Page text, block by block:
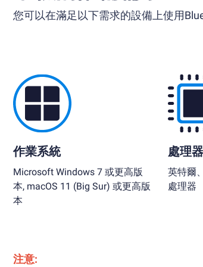
您可以在滿足以下需求的設備上使用
作業系統
Microsoft Windows 7 或更高版
本, macOS 11 (Big Sur) 或更高版
本
處理器
英特爾
處理器
注意: